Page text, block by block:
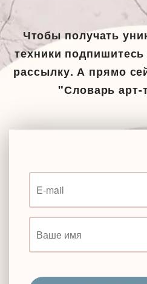
Чтобы получать
техники
рассылку. А прямо
"Словарь арт-